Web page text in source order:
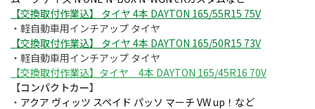
【交換取付作業込】 タイヤ 4本 DAYTON 165/55R15 75V
・軽自動車用インチアップ タイヤ
【交換取付作業込】 タイヤ 4本 DAYTON 165/50R15 73V
・軽自動車用インチアップ タイヤ
【交換取付作業込】タイヤ 4本 DAYTON 165/45R16 70V
【コンパクトカー】
・ アクア ヴィッツ スペイド パッソ マーチ VW up！など